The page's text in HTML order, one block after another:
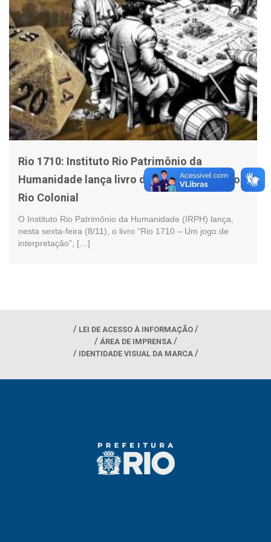
Rio 1710: Instituto Rio Patrimônio da
Humanidade lança livro de RPG inspirado no
Rio Colonial
O Instituto Rio Patrimônio da Humanidade (IRPH) lança,
nesta sexta-feira (8/11), o livro “Rio 1710 – Um jogo de
interpretação”, […]
LEI DE ACESSO À INFORMAÇÃO
ÁREA DE IMPRENSA
IDENTIDADE VISUAL DA MARCA